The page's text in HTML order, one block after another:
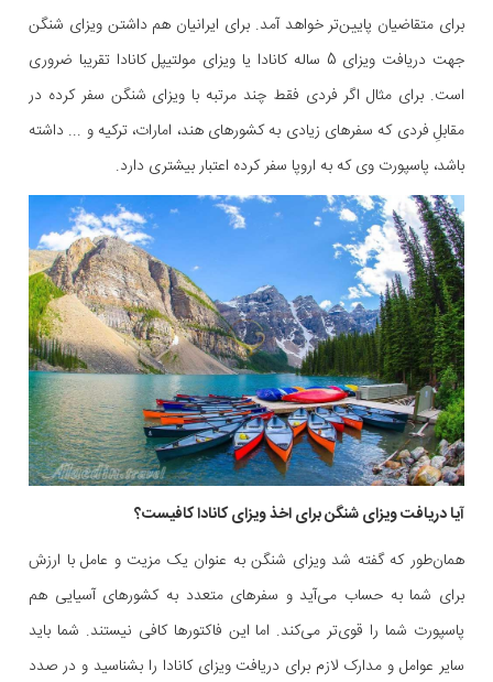
برای متقاضیان پایین‌تر خواهد آمد. برای ایرانیان هم داشتن ویزای شنگن
جهت دریافت ویزای 5 ساله کانادا یا ویزای مولتیپل کانادا تقریبا ضروری
است. برای مثال اگر فردی فقط چند مرتبه با ویزای شنگن سفر کرده در
مقابلِ فردی که سفرهای زیادی به کشورهای هند، امارات، ترکیه و ... داشته
باشد، پاسپورت وی که به اروپا سفر کرده اعتبار بیشتری دارد.
آیا دریافت ویزای شنگن برای اخذ ویزای کانادا کافیست؟
همان‌طور که گفته شد ویزای شنگن به عنوان یک مزیت و عامل با ارزش
برای شما به حساب می‌آید و سفرهای متعدد به کشورهای آسیایی هم
پاسپورت شما را قوی‌تر می‌کند. اما این فاکتورها کافی نیستند. شما باید
سایر عوامل و مدارک لازم برای دریافت ویزای کانادا را بشناسید و در صدد